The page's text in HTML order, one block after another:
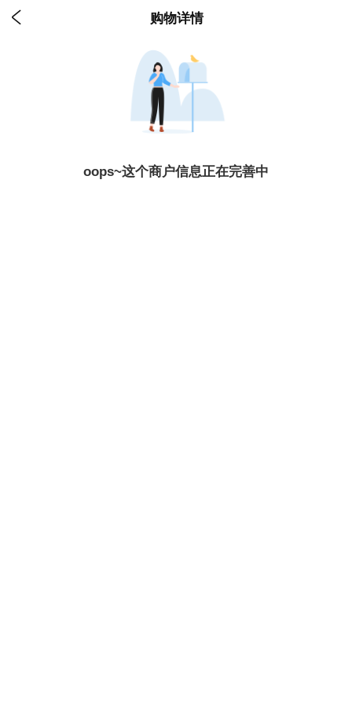
 购物详情
oops~这个商户信息正在完善中